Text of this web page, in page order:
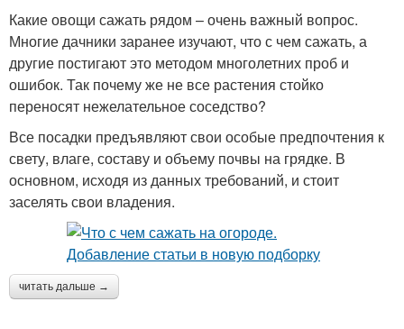
Какие овощи сажать рядом – очень важный вопрос.
Многие дачники заранее изучают, что с чем сажать, а
другие постигают это методом многолетних проб и
ошибок. Так почему же не все растения стойко
переносят нежелательное соседство?
Все посадки предъявляют свои особые предпочтения к
свету, влаге, составу и объему почвы на грядке. В
основном, исходя из данных требований, и стоит
заселять свои владения.
читать дальше →